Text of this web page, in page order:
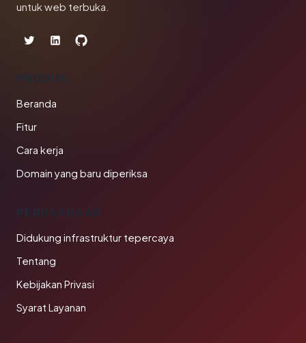
untuk web terbuka.
PRODUK
Beranda
Fitur
Cara kerja
Domain yang baru diperiksa
PERUSAHAAN
Didukung infrastruktur tepercaya
Tentang
Kebijakan Privasi
Syarat Layanan